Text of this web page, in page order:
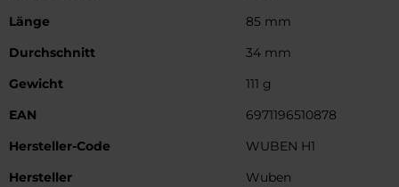
Länge
85 mm
Durchschnitt
34 mm
Gewicht
111 g
EAN
6971196510878
Hersteller-Code
WUBEN H1
Hersteller
Wuben